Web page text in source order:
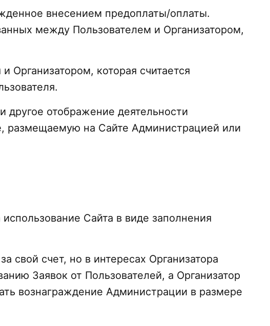
внесением предоплаты/оплаты.
между Пользователем и Организатором,
Организатором, которая считается
другое отображение деятельности
размещаемую на Сайте Администрацией или
Сайта в виде заполнения
свой счет, но в интересах Организатора
Заявок от Пользователей, а Организатор
вознаграждение Администрации в размере